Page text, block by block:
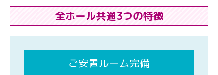
全ホール共通3つの特徴
ご安置ルーム完備